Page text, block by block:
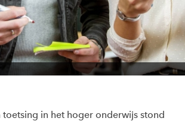
toetsing in het hoger onderwijs stond